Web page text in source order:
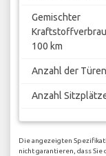
Gemischter
100 km
Anzahl der Türen
Anzahl
Die angezeigten
nicht garantieren, dass Sie